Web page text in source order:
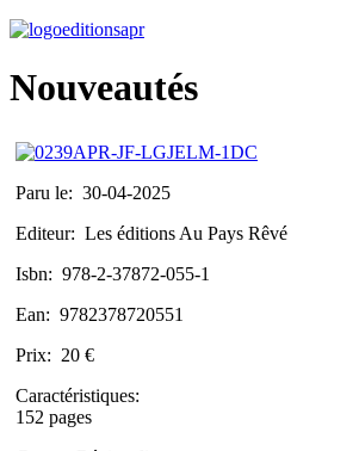
Nouveautés
Paru le: 30-04-2025
Editeur: Les éditions Au Pays Rêvé
Isbn: 978-2-37872-055-1
Ean: 9782378720551
Prix: 20 €
Caractéristiques:
152 pages